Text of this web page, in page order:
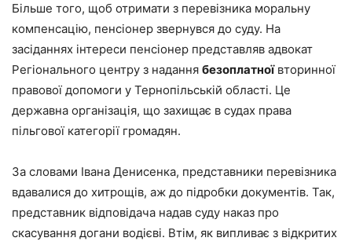
Більше того, щоб отримати з перевізника моральну
компенсацію, пенсіонер звернувся до суду. На
засіданнях інтереси пенсіонер представляв адвокат
Регіонального центру з надання безоплатноївторинної
правової допомоги у Тернопільській області. Це
державна організація, що захищає в судах права
пільгової категорії громадян.
За словами Івана Денисенка, представники перевізника
вдавалися до хитрощів, аж до підробки документів. Так,
представник відповідача надав суду наказ про
скасування догани водієві. Втім, як випливає з відкритих